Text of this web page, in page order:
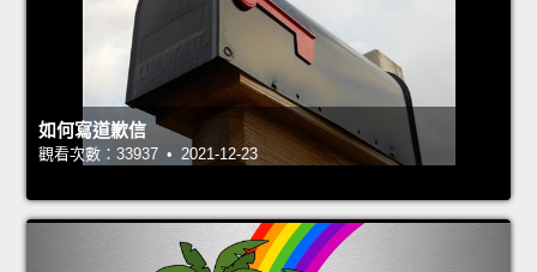
如何寫道歉信
觀看次數：33937 • 2021-12-23